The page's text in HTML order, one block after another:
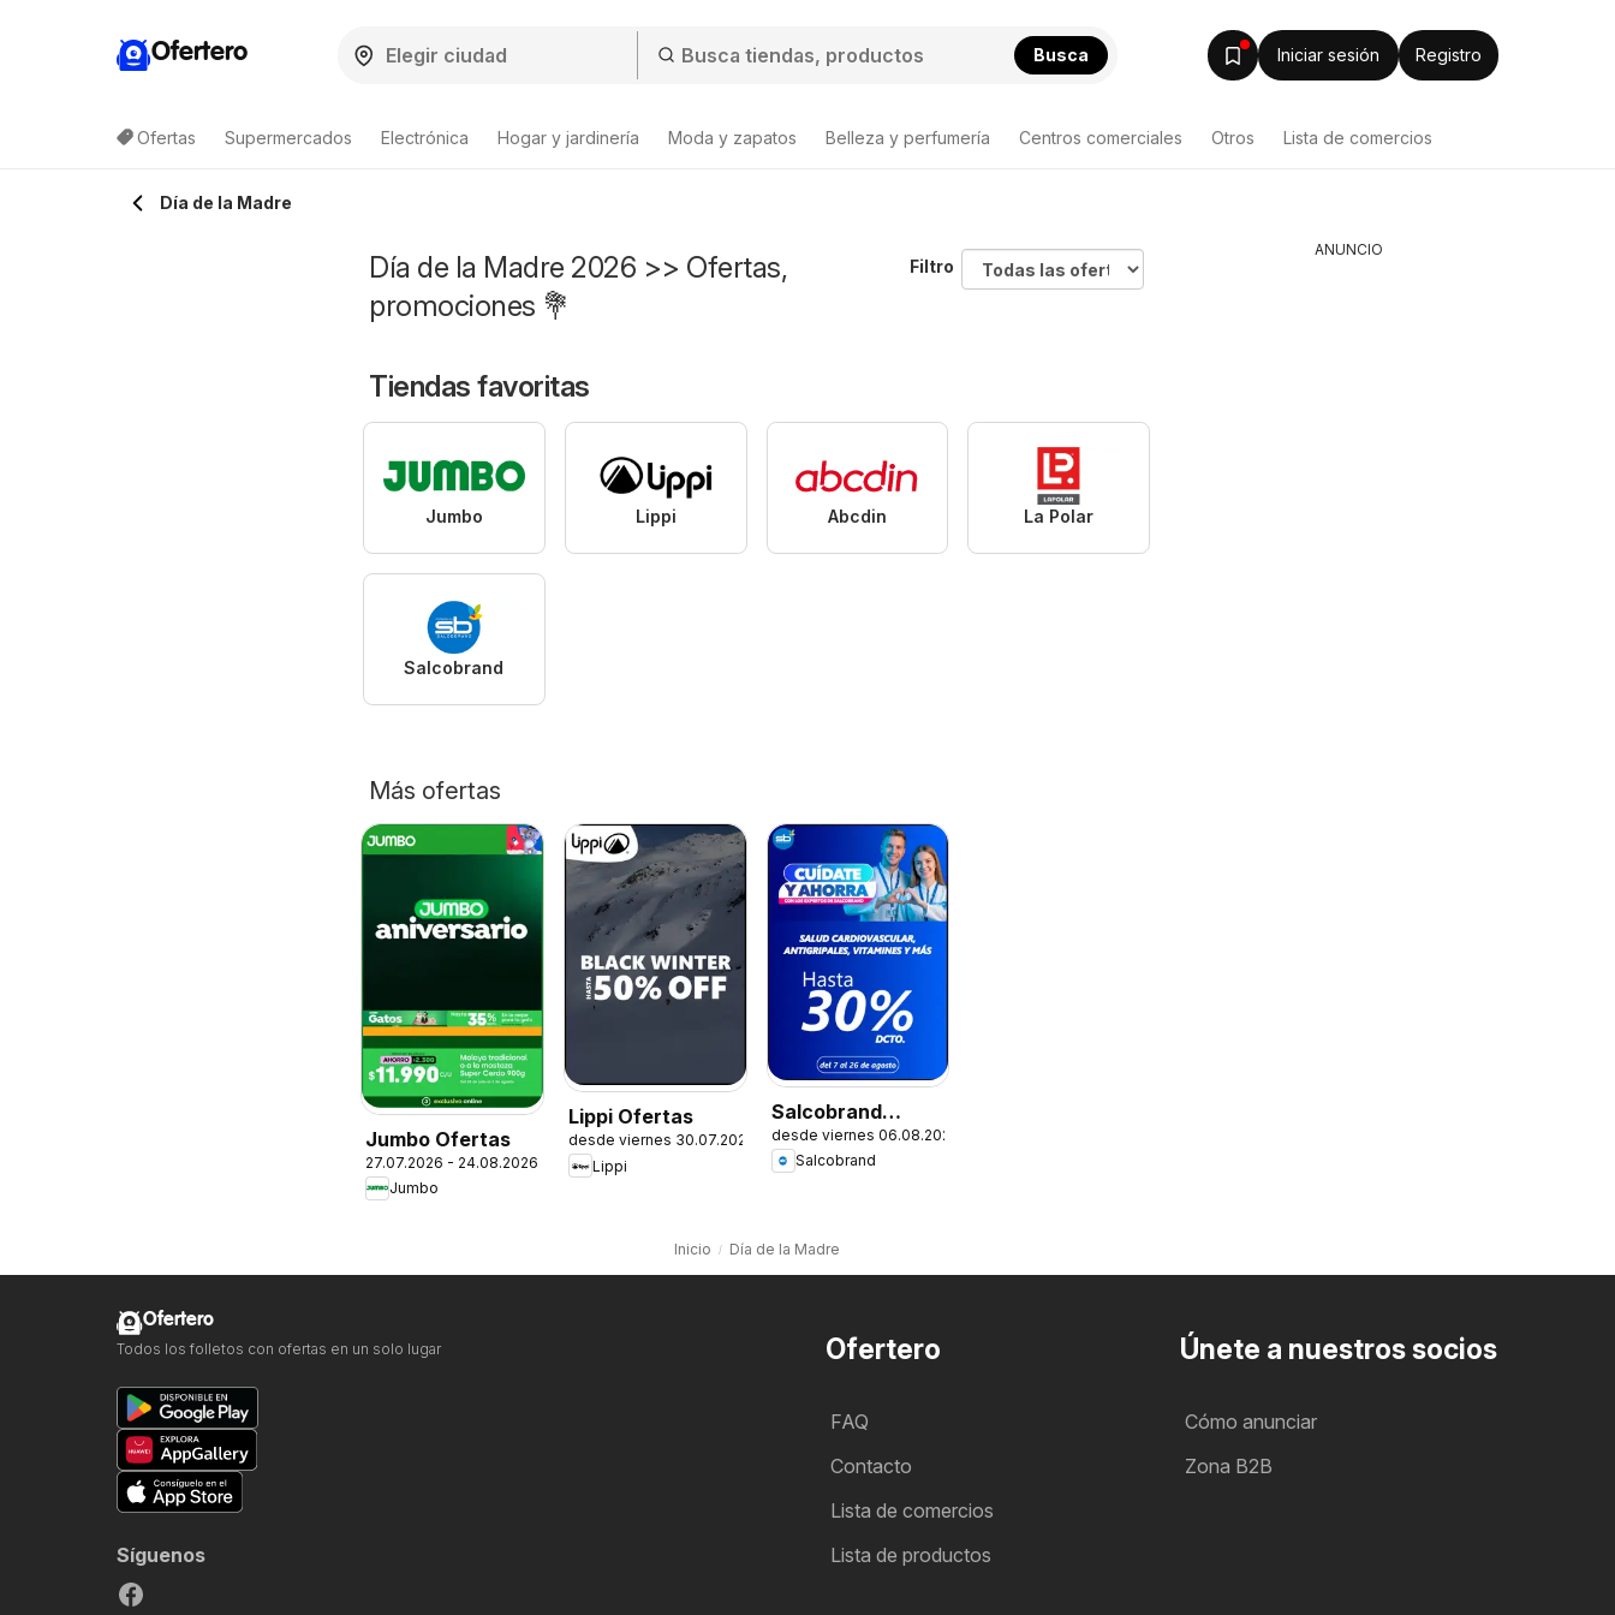
Ofertero Busca Iniciar sesión Registro
Ofertas Supermercados Electrónica Hogar y jardinería Moda y zapatos Belleza y perfumería Centros comerciales Otros Lista de comercios
Lista de productos
Día de la Madre
Día de la Madre 2026 >> Ofertas,
promociones 💐
Filtro
Tiendas favoritas
Jumbo Lippi Abcdin La Polar
Salcobrand
Más ofertas
Jumbo Ofertas
27.07.2026 - 24.08.2026
Jumbo
Lippi Ofertas
desde viernes 30.07.2026
Lippi
Salcobrand
Ofertas
desde viernes 06.08.2026
Salcobrand
Inicio Día de la Madre
ANUNCIO
Ofertero
FAQ
Contacto
Lista de comercios
Lista de productos
Únete a nuestros socios
Cómo anunciar
Zona B2B
Ofertero
Todos los folletos con ofertas en un solo lugar
Síguenos